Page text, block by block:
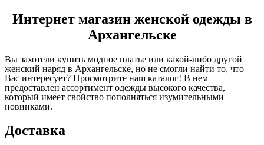
Интернет магазин женской одежды в
Архангельске
Вы захотели купить модное платье или какой-либо другой
женский наряд в Архангельске, но не смогли найти то, что
Вас интересует? Просмотрите наш каталог! В нем
предоставлен ассортимент одежды высокого качества,
который имеет свойство пополняться изумительными
новинками.
Доставка